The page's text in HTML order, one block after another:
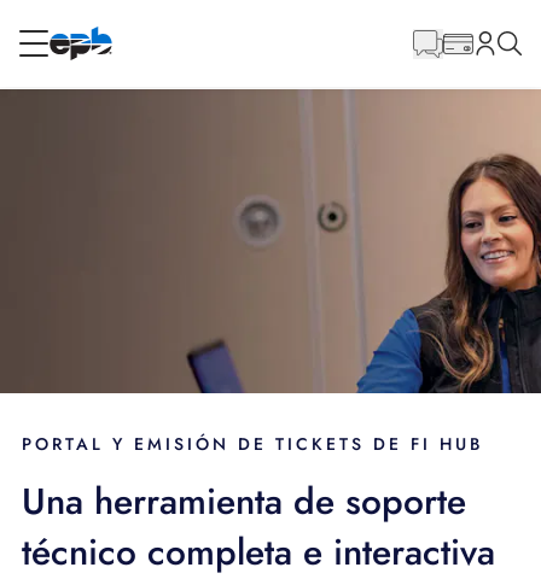
principal
PORTAL Y EMISIÓN DE TICKETS DE FI HUB
Una herramienta de soporte
técnico completa e interactiva